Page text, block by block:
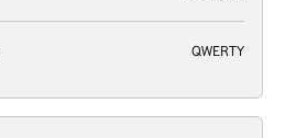
QWERTY